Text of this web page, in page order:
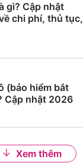
gì? Cập nhật
chi phí, thủ tục,
(bảo hiểm bắt
Cập nhật 2026
Xem thêm